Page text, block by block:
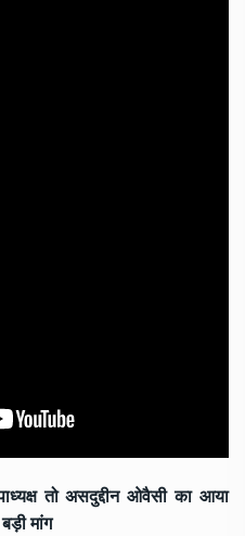
तो असदुद्दीन ओवैसी का आया
मांग